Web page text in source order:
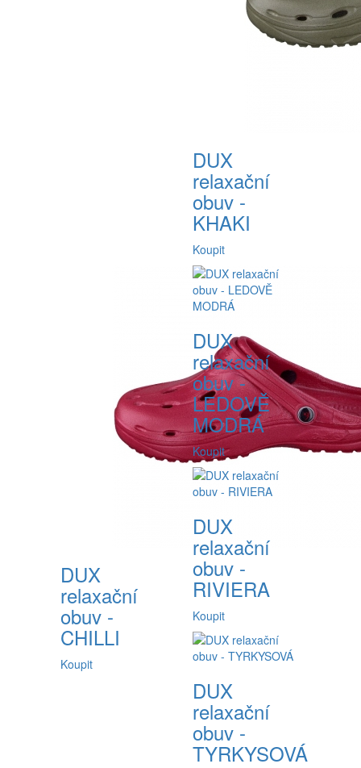
DUX
relaxační
obuv -
KHAKI
Koupit
DUX
relaxační
obuv -
CHILLI
Koupit
DUX
relaxační
obuv -
LEDOVĚ
MODRÁ
Koupit
DUX
relaxační
obuv -
RIVIERA
Koupit
DUX
relaxační
obuv -
TYRKYSOVÁ